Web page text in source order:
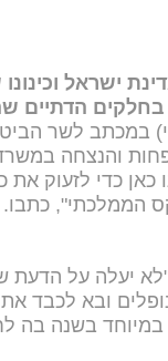
ישראל
בחלקים
במכתב לשר
והנצחה
כדי לזעוק את
הממלכתי", כתבו.
יעלה על
ובא לכבד
במיוחד בשנה בה